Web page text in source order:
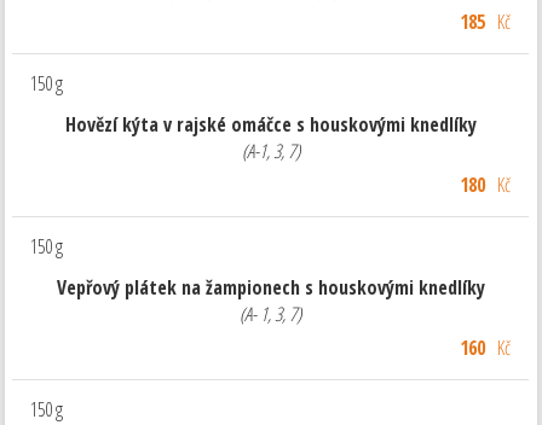
185 Kč
150 g
Hovězí kýta v rajské omáčce s houskovými knedlíky
(A-1, 3, 7)
180Kč
150 g
Vepřový plátek na žampionech s houskovými knedlíky
(A- 1, 3, 7)
160Kč
150 g